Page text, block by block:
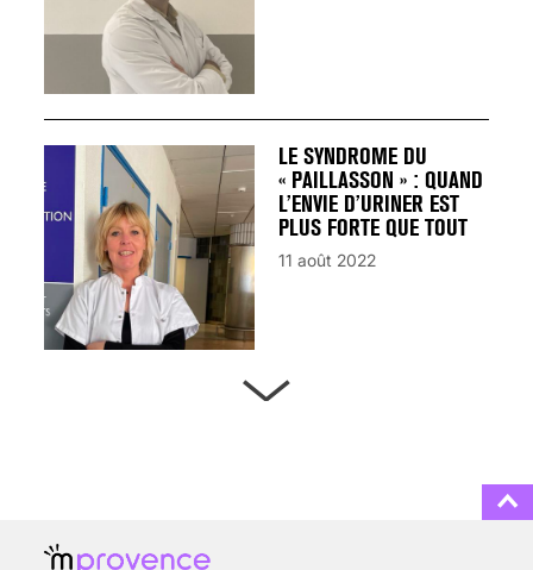
LE SYNDROME DU
« PAILLASSON » : QUAND
L’ENVIE D’URINER EST
PLUS FORTE QUE TOUT
11 août 2022